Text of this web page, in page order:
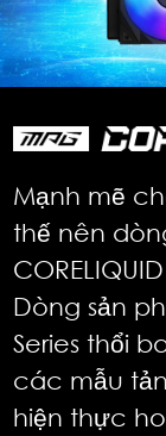
Mạnh mẽ
thế nên
Dòng sản
Series thổi
các mẫu
hiện thực